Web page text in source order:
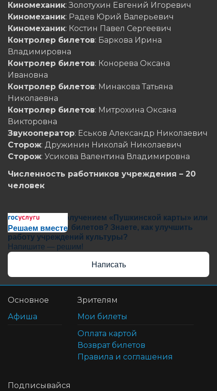
Киномеханик: Золотухин Евгений Игоревич
Киномеханик: Радев Юрий Валерьевич
Киномеханик: Костин Павел Сергеевич
Контролер билетов: Баркова Ирина
Владимировна
Контролер билетов: Конорева Оксана
Ивановна
Контролер билетов: Минакова Татьяна
Николаевна
Контролер билетов: Митрохина Оксана
Викторовна
Звукооператор: Еськов Александр Николаевич
Сторож: Дружинин Николай Николаевич
Сторож: Усикова Валентина Владимировна
Численность работников учреждения – 20
человек
Решаем вместе
Сложности с получением «Пушкинской карты» или
приобретением билетов? Знаете, как улучшить
работу учреждений культуры?
Напишите — решим!
Написать
Основное
Афиша
Зрителям
Мои билеты
Оплата картой
Возврат билетов
Правила и соглашения
Подписывайся